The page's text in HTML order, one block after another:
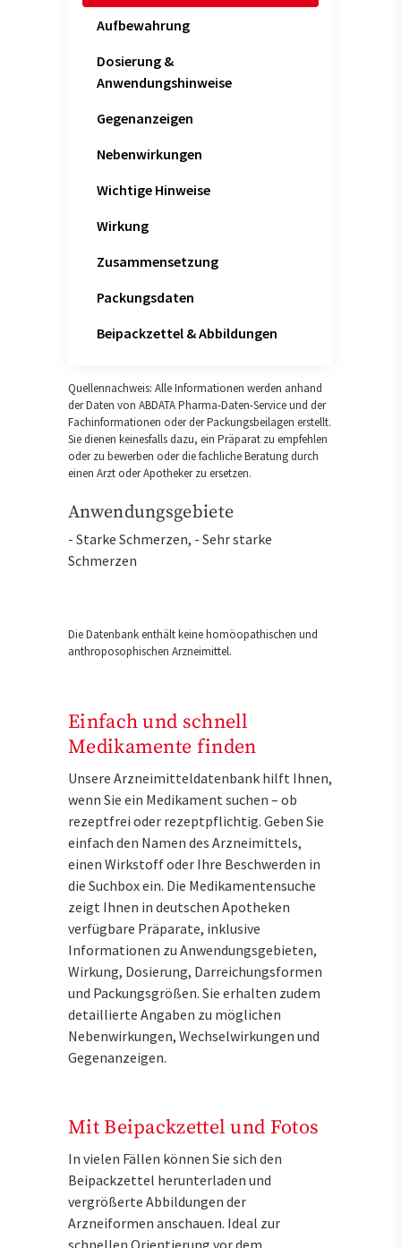
Aufbewahrung
Dosierung &
Anwendungshinweise
Gegenanzeigen
Nebenwirkungen
Wichtige Hinweise
Wirkung
Zusammensetzung
Packungsdaten
Beipackzettel & Abbildungen
Quellennachweis: Alle Informationen werden anhand
der Daten von ABDATA Pharma-Daten-Service und der
Fachinformationen oder der Packungsbeilagen erstellt.
Sie dienen keinesfalls dazu, ein Präparat zu empfehlen
oder zu bewerben oder die fachliche Beratung durch
einen Arzt oder Apotheker zu ersetzen.
Anwendungsgebiete
- Starke Schmerzen, - Sehr starke
Schmerzen
Die Datenbank enthält keine homöopathischen und
anthroposophischen Arzneimittel.
Einfach und schnell
Medikamente finden
Unsere Arzneimitteldatenbank hilft Ihnen,
wenn Sie ein Medikament suchen – ob
rezeptfrei oder rezeptpflichtig. Geben Sie
einfach den Namen des Arzneimittels,
einen Wirkstoff oder Ihre Beschwerden in
die Suchbox ein. Die Medikamentensuche
zeigt Ihnen in deutschen Apotheken
verfügbare Präparate, inklusive
Informationen zu Anwendungsgebieten,
Wirkung, Dosierung, Darreichungsformen
und Packungsgrößen. Sie erhalten zudem
detaillierte Angaben zu möglichen
Nebenwirkungen, Wechselwirkungen und
Gegenanzeigen.
Mit Beipackzettel und Fotos
In vielen Fällen können Sie sich den
Beipackzettel herunterladen und
vergrößerte Abbildungen der
Arzneiformen anschauen. Ideal zur
schnellen Orientierung vor dem